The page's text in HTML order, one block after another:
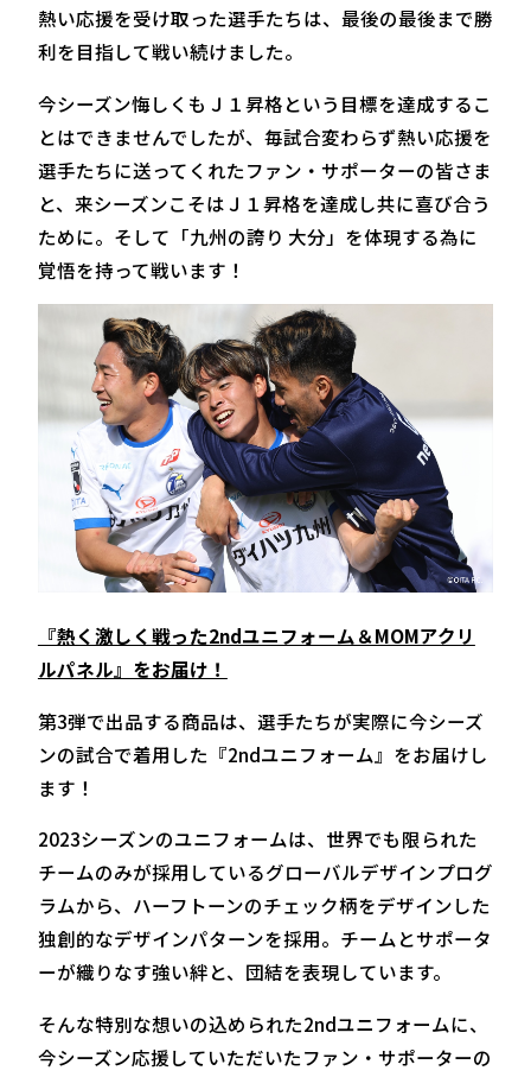
熱い応援を受け取った選手たちは、最後の最後まで勝
利を目指して戦い続けました。
今シーズン悔しくもＪ１昇格という目標を達成するこ
とはできませんでしたが、毎試合変わらず熱い応援を
選手たちに送ってくれたファン・サポーターの皆さま
と、来シーズンこそはＪ１昇格を達成し共に喜び合う
ために。そして「九州の誇り 大分」を体現する為に
覚悟を持って戦います！
『熱く激しく戦った2ndユニフォーム＆MOMアクリ
ルパネル』をお届け！
第3弾で出品する商品は、選手たちが実際に今シーズ
ンの試合で着用した『2ndユニフォーム』をお届けし
ます！
2023シーズンのユニフォームは、世界でも限られた
チームのみが採用しているグローバルデザインプログ
ラムから、ハーフトーンのチェック柄をデザインした
独創的なデザインパターンを採用。チームとサポータ
ーが織りなす強い絆と、団結を表現しています。
そんな特別な想いの込められた2ndユニフォームに、
今シーズン応援していただいたファン・サポーターの